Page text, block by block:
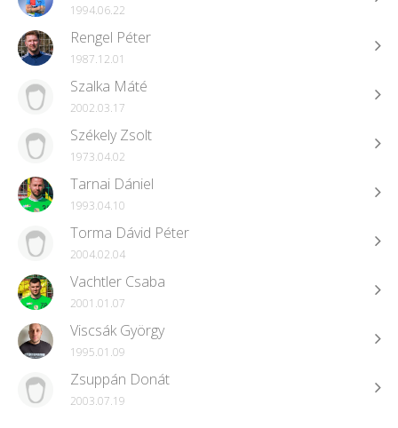
1994.06.22
Rengel Péter
1987.12.01
Szalka Máté
2002.03.17
Székely Zsolt
1973.04.02
Tarnai Dániel
1993.04.10
Torma Dávid Péter
2004.02.04
Vachtler Csaba
2001.01.07
Viscsák György
1995.01.09
Zsuppán Donát
2003.07.19